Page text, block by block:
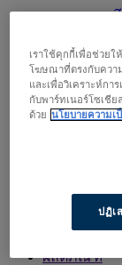
สำหรั
นักวิจัย
สำรว
ติดต่อเ
ผลิตภัณฑ์
เราใช้คุกกี้เพื่อช่วยใ
โฆษณาที่ตรงกับควา
และเพื่อวิเคราะห์กา
กับพาร์ทเนอร์โซเชีย
ด้วย นโยบายความเ
ปฏิเ